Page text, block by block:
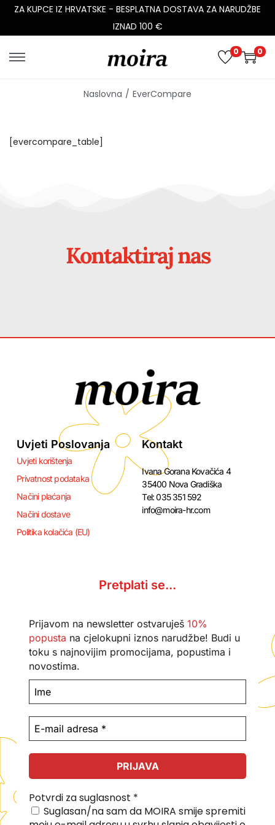
ZA KUPCE IZ HRVATSKE - BESPLATNA DOSTAVA ZA NARUDŽBE
IZNAD 100 €
0 0
Naslovna / EverCompare
[evercompare_table]
Kontaktiraj nas
Uvjeti Poslovanja
Uvjeti korištenja
Privatnost podataka
Načini plaćanja
Načini dostave
Politika kolačića (EU)
Kontakt
Ivana Gorana Kovačića 4
35400 Nova Gradiška
Tel: 035 351 592
info@moira-hr.com
Pretplati se...
Prijavom na newsletter ostvaruješ10%
popusta na cjelokupni iznos narudžbe! Budi u
toku s najnovijim promocijama, popustima i
novostima.
Potvrdi za suglasnost *
Suglasan/na sam da MOIRA smije spremiti